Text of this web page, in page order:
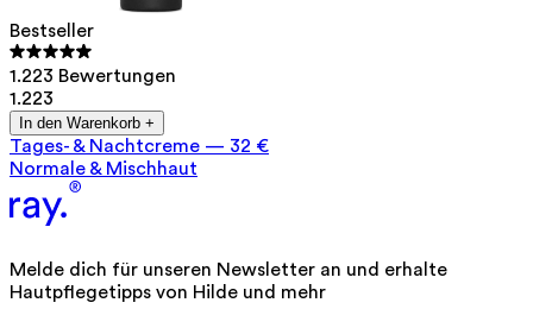
Bestseller
1.223 Bewertungen
1.223
In den Warenkorb +
Tages- & Nachtcreme — 32 €
Normale & Mischhaut
Melde dich für unseren Newsletter an und erhalte
Hautpflegetipps von Hilde und mehr